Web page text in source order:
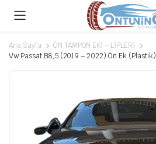
Ana Sayfa
ÖN TAMPON EKİ – LİPLERİ
Vw Passat B8,5 (2019 – 2022) Ön Ek (Plastik)